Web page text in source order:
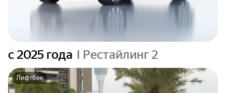
c 2025 года I Рестайлинг 2
Лифтбек